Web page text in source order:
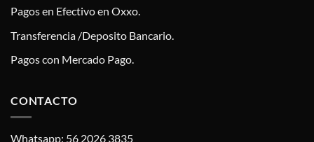
Pagos en Efectivo en Oxxo.
Transferencia /Deposito Bancario.
Pagos con Mercado Pago.
CONTACTO
Whatsapp: 56 2026 3835